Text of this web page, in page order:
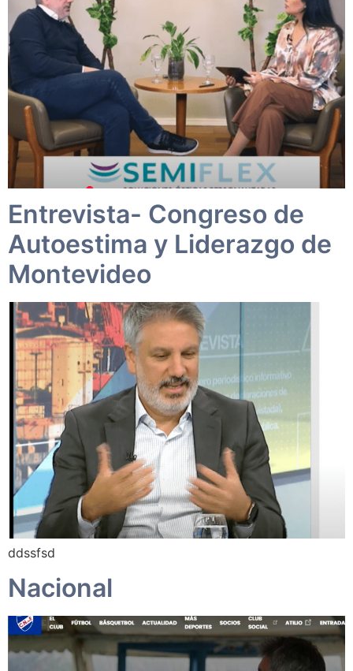
Entrevista- Congreso de
Autoestima y Liderazgo de
Montevideo
ddssfsd
Nacional